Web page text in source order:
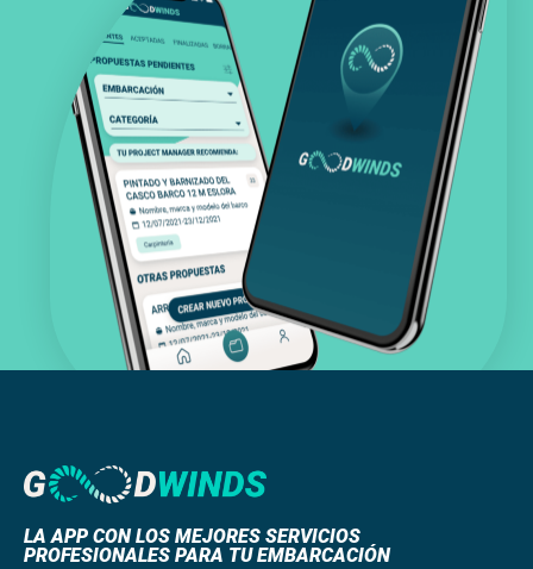
LA APP CON LOS MEJORES SERVICIOS
PROFESIONALES PARA TU EMBARCACIÓN